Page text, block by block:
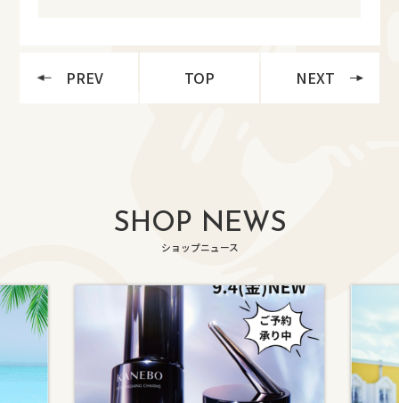
PREV TOP NEXT
SHOP NEWS
ショップニュース